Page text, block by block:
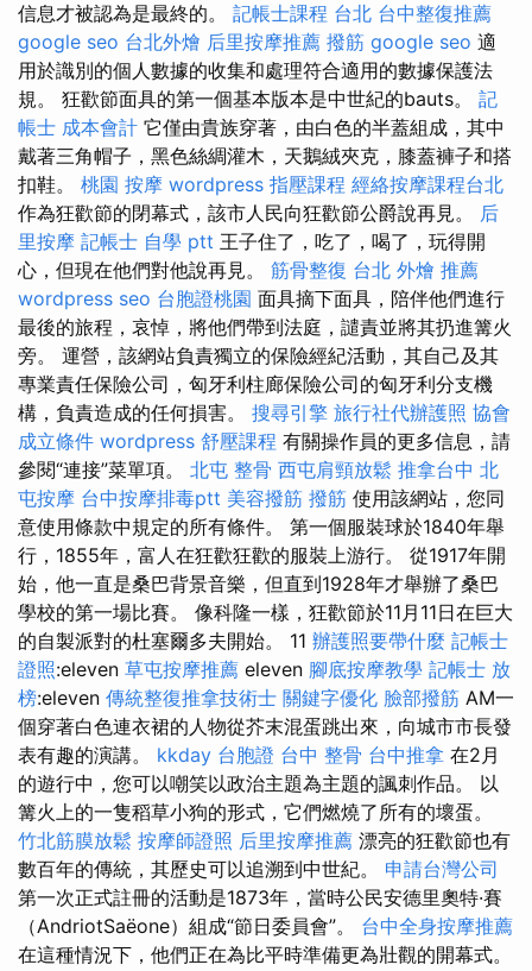
信息才被認為是最終的。 記帳士課程 台北 台中整復推薦
google seo 台北外燴 后里按摩推薦 撥筋 google seo 適
用於識別的個人數據的收集和處理符合適用的數據保護法
規。 狂歡節面具的第一個基本版本是中世紀的bauts。 記
帳士 成本會計 它僅由貴族穿著，由白色的半蓋組成，其中
戴著三角帽子，黑色絲綢灌木，天鵝絨夾克，膝蓋褲子和搭
扣鞋。 桃園 按摩 wordpress 指壓課程 經絡按摩課程台北
作為狂歡節的閉幕式，該市人民向狂歡節公爵說再見。 后
里按摩 記帳士 自學 ptt 王子住了，吃了，喝了，玩得開
心，但現在他們對他說再見。 筋骨整復 台北 外燴 推薦
wordpress seo 台胞證桃園 面具摘下面具，陪伴他們進行
最後的旅程，哀悼，將他們帶到法庭，譴責並將其扔進篝火
旁。 運營，該網站負責獨立的保險經紀活動，其自己及其
專業責任保險公司，匈牙利柱廊保險公司的匈牙利分支機
構，負責造成的任何損害。 搜尋引擎 旅行社代辦護照 協會
成立條件 wordpress 舒壓課程 有關操作員的更多信息，請
參閱“連接”菜單項。 北屯 整骨 西屯肩頸放鬆 推拿台中 北
屯按摩 台中按摩排毒ptt 美容撥筋 撥筋 使用該網站，您同
意使用條款中規定的所有條件。 第一個服裝球於1840年舉
行，1855年，富人在狂歡狂歡的服裝上游行。 從1917年開
始，他一直是桑巴背景音樂，但直到1928年才舉辦了桑巴
學校的第一場比賽。 像科隆一樣，狂歡節於11月11日在巨大
的自製派對的杜塞爾多夫開始。 11 辦護照要帶什麼 記帳士
證照:eleven 草屯按摩推薦 eleven 腳底按摩教學 記帳士 放
榜:eleven 傳統整復推拿技術士 關鍵字優化 臉部撥筋 AM一
個穿著白色連衣裙的人物從芥末混蛋跳出來，向城市市長發
表有趣的演講。 kkday 台胞證 台中 整骨 台中推拿 在2月
的遊行中，您可以嘲笑以政治主題為主題的諷刺作品。 以
篝火上的一隻稻草小狗的形式，它們燃燒了所有的壞蛋。
竹北筋膜放鬆 按摩師證照 后里按摩推薦 漂亮的狂歡節也有
數百年的傳統，其歷史可以追溯到中世紀。 申請台灣公司
第一次正式註冊的活動是1873年，當時公民安德里奧特·賽
（AndriotSaëone）組成“節日委員會”。 台中全身按摩推薦
在這種情況下，他們正在為比平時準備更為壯觀的開幕式。